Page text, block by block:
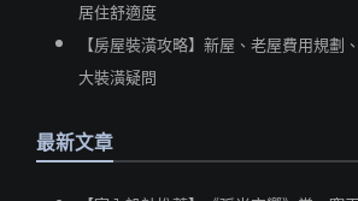
居住舒適度
【房屋裝潢攻略】新屋、老屋費用規劃
大裝潢疑問
最新文章